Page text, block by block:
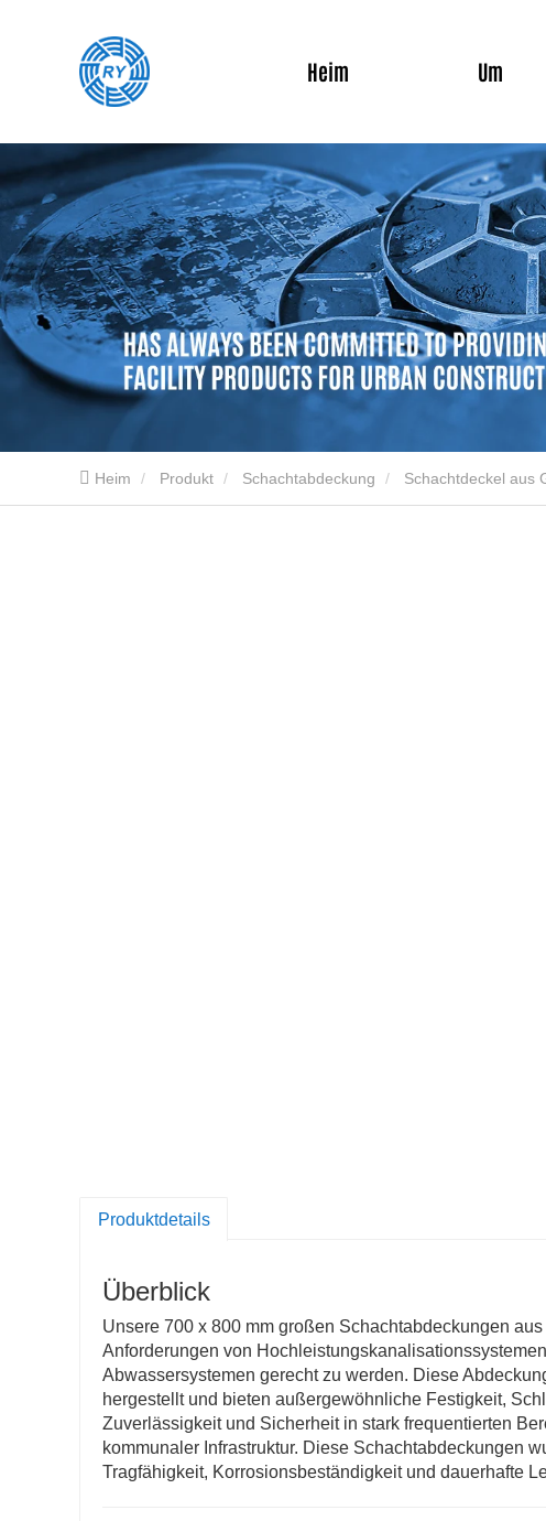
Heim Um
Heim Produkt Schachtabdeckung Schachtdeckel aus
Produktdetails
Überblick
Unsere 700 x 800 mm großen Schachtabdeckungen
Anforderungen von
Abwassersystemen gerecht zu werden. Diese
hergestellt und bieten außergewöhnliche Festigkeit,
Zuverlässigkeit und Sicherheit in stark frequentierten
kommunaler Infrastruktur. Diese Schachtabdeckungen
Tragfähigkeit, Korrosionsbeständigkeit und dauerhafte